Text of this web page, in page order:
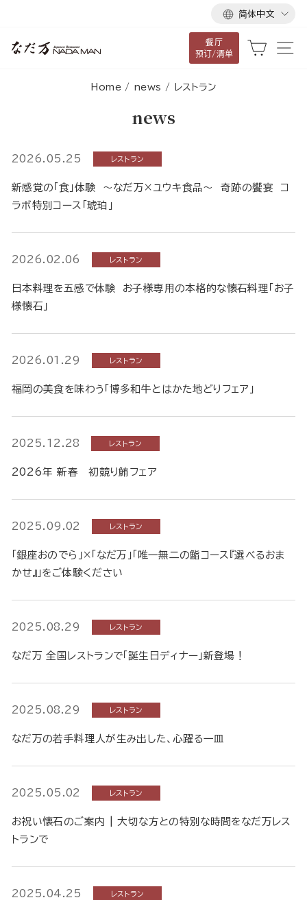
语
言
简体中文
餐厅
预订/清单
大车
Home / news / レストラン
news
2026.05.25 レストラン
新感覚の「食」体験 ～なだ万×ユウキ食品～ 奇跡の饗宴 コ
ラボ特別コース「琥珀」
2026.02.06 レストラン
日本料理を五感で体験 お子様専用の本格的な懐石料理「お子
様懐石」
2026.01.29 レストラン
福岡の美食を味わう「博多和牛とはかた地どりフェア」
2025.12.28 レストラン
2026年 新春 初競り鮪フェア
2025.09.02 レストラン
「銀座おのでら」×「なだ万」「唯一無二の鮨コース『選べるおま
かせ』」をご体験ください
2025.08.29 レストラン
なだ万 全国レストランで「誕生日ディナー」新登場！
2025.08.29 レストラン
なだ万の若手料理人が生み出した、心躍る一皿
2025.05.02 レストラン
お祝い懐石のご案内 | 大切な方との特別な時間をなだ万レス
トランで
2025.04.25 レストラン